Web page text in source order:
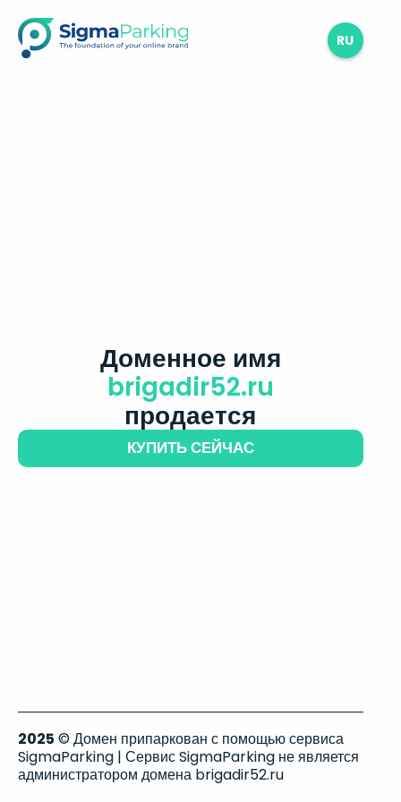
RU
Доменное имя
brigadir52.ru
продается
КУПИТЬ СЕЙЧАС
2025 © Домен припаркован с помощью сервиса
SigmaParking | Сервис SigmaParking не является
администратором домена brigadir52.ru